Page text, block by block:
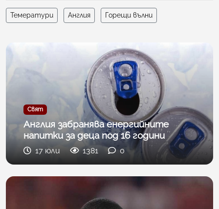
Темератури Англия Горещи вълни
Свят
Англия забранява енергийните
напитки за деца под 16 години
17 юли 1381 0